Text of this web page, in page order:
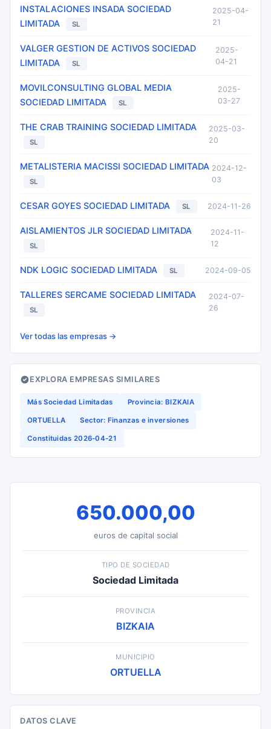
INSTALACIONES INSADA SOCIEDAD
LIMITADA
SL
2025-04-
21
VALGER GESTION DE ACTIVOS SOCIEDAD
LIMITADA
SL
2025-
04-21
MOVILCONSULTING GLOBAL MEDIA
SOCIEDAD LIMITADA
SL
2025-
03-27
THE CRAB TRAINING SOCIEDAD LIMITADA
SL
2025-03-
20
METALISTERIA MACISSI SOCIEDAD LIMITADA
SL
2024-12-
03
CESAR GOYES SOCIEDAD LIMITADA SL 2024-11-26
AISLAMIENTOS JLR SOCIEDAD LIMITADA
SL
2024-11-
12
NDK LOGIC SOCIEDAD LIMITADA SL 2024-09-05
TALLERES SERCAME SOCIEDAD LIMITADA
SL
2024-07-
26
Ver todas las empresas →
EXPLORA EMPRESAS SIMILARES
Más Sociedad Limitadas Provincia: BIZKAIA
ORTUELLA Sector: Finanzas e inversiones
Constituidas 2026-04-21
650.000,00
euros de capital social
TIPO DE SOCIEDAD
Sociedad Limitada
PROVINCIA
BIZKAIA
MUNICIPIO
ORTUELLA
DATOS CLAVE